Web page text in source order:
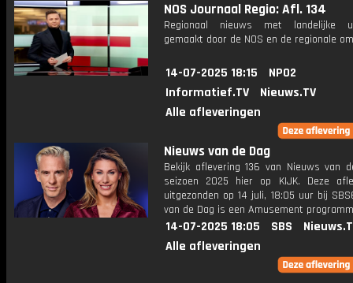
NOS Journaal Regio: Afl. 134
Regionaal nieuws met landelijke
gemaakt door de NOS en de regionale
14-07-2025 18:15
NPO2
Informatief.TV
Nieuws.TV
Alle afleveringen
Nieuws van de Dag
Bekijk aflevering 136 van Nieuws van
seizoen 2025 hier op KIJK. Deze
uitgezonden op 14 juli, 18:05 uur bij
van de Dag is een Amusement
14-07-2025 18:05 SBS
Alle afleveringen